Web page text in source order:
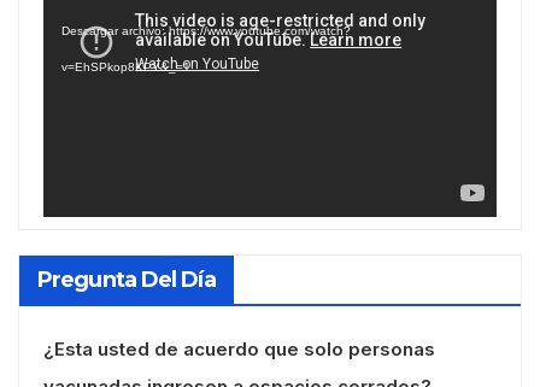
vídeo
Descargar archivo: https://www.youtube.com/watch?
v=EhSPkop8KPY&_=1
Pregunta Del Día
¿Esta usted de acuerdo que solo personas